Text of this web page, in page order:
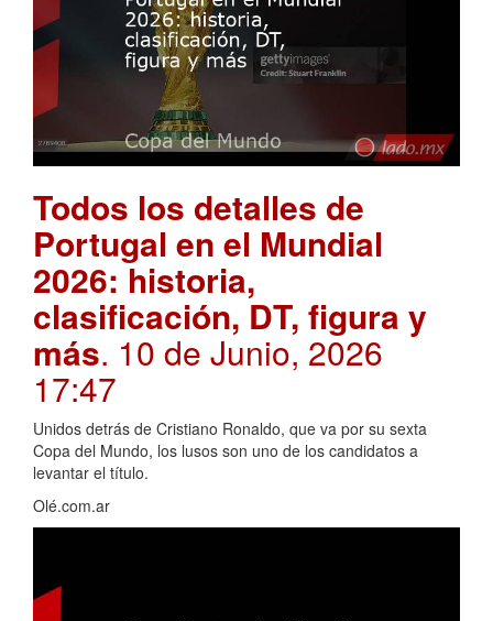
Todos los detalles de
Portugal en el Mundial
2026: historia,
clasificación, DT, figura y
más. 10 de Junio, 2026
17:47
Unidos detrás de Cristiano Ronaldo, que va por su sexta
Copa del Mundo, los lusos son uno de los candidatos a
levantar el título.
Olé.com.ar